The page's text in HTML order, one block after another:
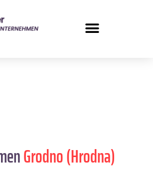
Grodno (Hrodna)